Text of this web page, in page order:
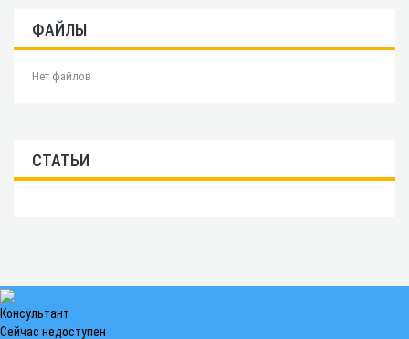
ФАЙЛЫ
Нет файлов
СТАТЬИ
Консультант
Сейчас недоступен